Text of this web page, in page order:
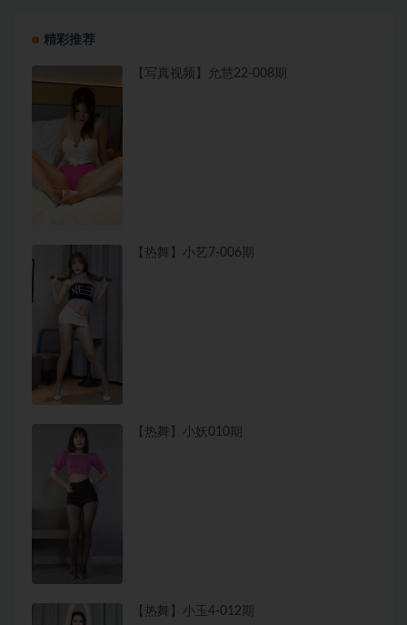
精彩推荐
【写真视频】允慧22-008期
【热舞】小艺7-006期
【热舞】小妖010期
【热舞】小玉4-012期